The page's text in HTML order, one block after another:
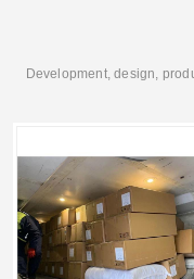
Development, design,